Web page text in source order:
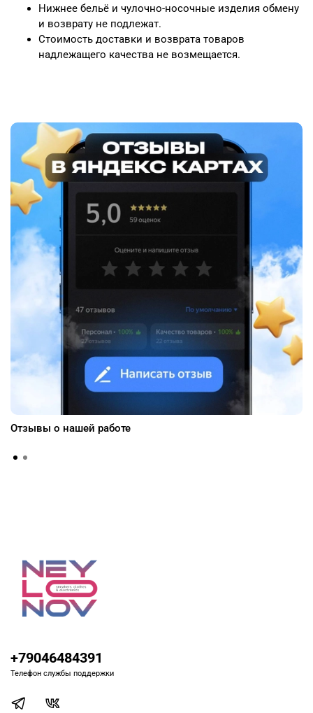
Нижнее бельё и чулочно-носочные изделия обмену
и возврату не подлежат.
Стоимость доставки и возврата товаров
надлежащего качества не возмещается.
Отзывы о нашей работе
+79046484391
Телефон службы поддержки